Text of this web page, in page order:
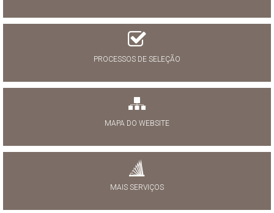
PROCESSOS DE SELEÇÃO
MAPA DO WEBSITE
MAIS SERVIÇOS